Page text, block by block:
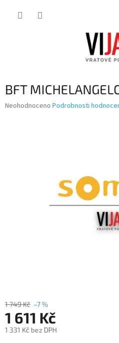
BFT
Průměrné
Neohodnoceno Podrobnosti
1 749 Kč –7 %
1 611 Kč
1 331 Kč bez DPH